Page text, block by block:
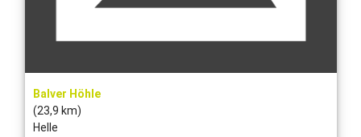
Balver Höhle
(23,9 km)
Helle